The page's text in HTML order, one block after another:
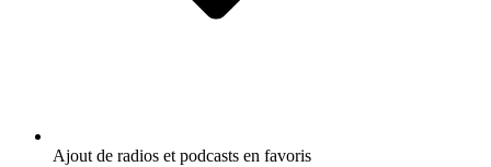
Ajout de radios et podcasts en favoris